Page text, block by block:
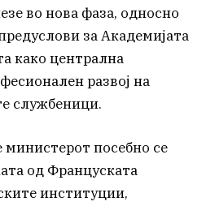
во нова фаза, односно
за Академијата
како централна
развој на
службеници.
министерот посебно се
од Француската
институции,